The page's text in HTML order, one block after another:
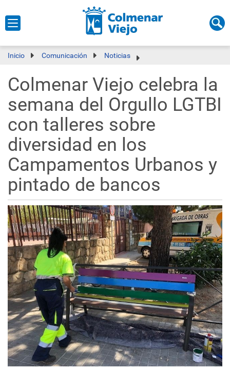
Inicio Comunicación Noticias
Colmenar Viejo celebra la
semana del Orgullo LGTBI
con talleres sobre
diversidad en los
Campamentos Urbanos y
pintado de bancos